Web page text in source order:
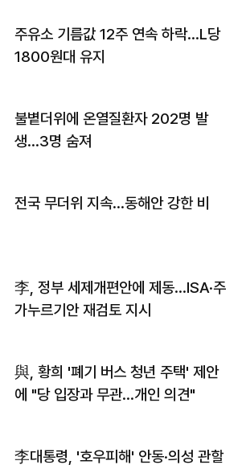
주유소 기름값 12주 연속 하락…L당
1800원대 유지
불볕더위에 온열질환자 202명 발
생…3명 숨져
전국 무더위 지속…동해안 강한 비
李, 정부 세제개편안에 제동…ISA·주
가누르기안 재검토 지시
與, 황희 '폐기 버스 청년 주택' 제안
에 "당 입장과 무관…개인 의견"
李대통령, '호우피해' 안동·의성 관할